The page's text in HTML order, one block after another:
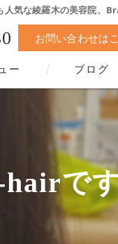
人気な綾羅木の美容院、
お問い合わせは
ー ブログ
です